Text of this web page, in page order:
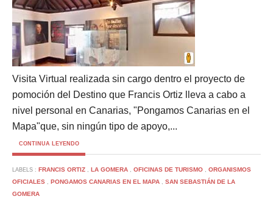
Visita Virtual realizada sin cargo dentro el proyecto de
pomoción del Destino que Francis Ortiz lleva a cabo a
nivel personal en Canarias, "Pongamos Canarias en el
Mapa"que, sin ningún tipo de apoyo,...
CONTINUA LEYENDO
LABELS : FRANCIS ORTIZ , LA GOMERA , OFICINAS DE TURISMO , ORGANISMOS
OFICIALES , PONGAMOS CANARIAS EN EL MAPA , SAN SEBASTIÁN DE LA
GOMERA